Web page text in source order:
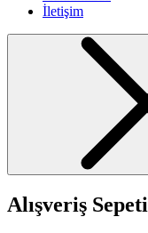
İletişim
Alışveriş Sepeti